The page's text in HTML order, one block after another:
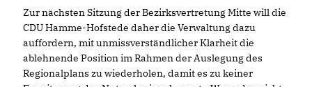
Zur nächsten Sitzung der Bezirksvertretung Mitte will die
CDU Hamme-Hofstede daher die Verwaltung dazu
auffordern, mit unmissverständlicher Klarheit die
ablehnende Position im Rahmen der Auslegung des
Regionalplans zu wiederholen, damit es zu keiner